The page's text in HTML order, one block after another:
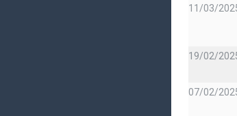
11/03/
19/02/
07/02/